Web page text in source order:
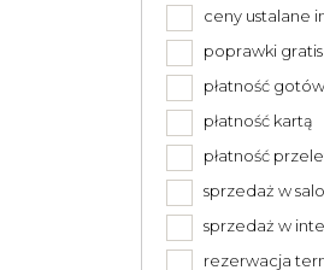
ceny ustalane
poprawki gratis
płatność
płatność kartą
płatność
sprzedaż w
sprzedaż w
rezerwacja